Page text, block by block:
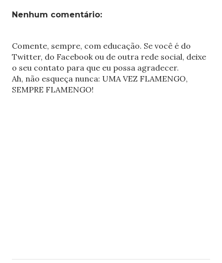
Nenhum comentário:
Comente, sempre, com educação. Se você é do
Twitter, do Facebook ou de outra rede social, deixe
o seu contato para que eu possa agradecer.
Ah, não esqueça nunca: UMA VEZ FLAMENGO,
SEMPRE FLAMENGO!